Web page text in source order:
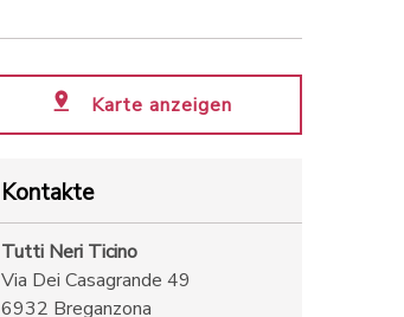
Karte anzeigen
Kontakte
Tutti Neri Ticino
Via Dei Casagrande 49
6932 Breganzona